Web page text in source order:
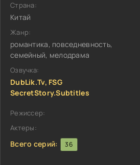
Страна:
Китай
Жанр:
романтика, повседневность,
семейный, мелодрама
Озвучка:
DubLik.Tv, FSG
SecretStory.Subtitles
Режиссер:
Актеры:
Всего серий: 36